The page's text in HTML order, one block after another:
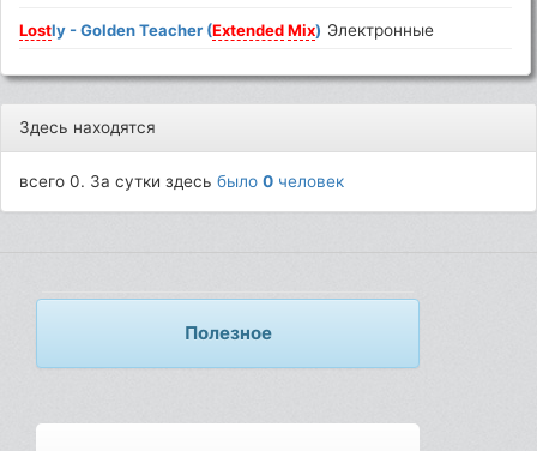
Lostly - Golden Teacher (Extended Mix) Электронные
Здесь находятся
всего 0. За сутки здесьбыло0 человек
Полезное